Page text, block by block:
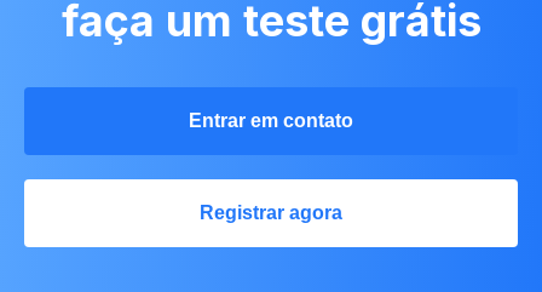
faça um teste grátis
Entrar em contato
Registrar agora